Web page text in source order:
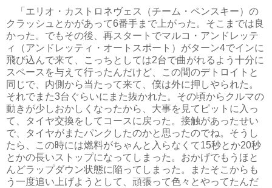
「エリオ・カストロネヴェス（チーム・ペンスキー）の
クラッシュとかがあって6番手まで上がった。そこまでは良
かった。でもその後、再スタートでマルコ・アンドレッテ
ィ（アンドレッティ・オートスポート）がターン4でインに
飛び込んで来て、こっちとしては2台で曲がれるよう十分に
スペースを与えて行ったんだけど、この間のデトロイトと
同じで、内側から当たって来て、僕は外に押しやられた。
それでまた3台ぐらいにまた抜かれた。その頃からクルマの
動きが少しおかしくなったから、大事を見てピットに入っ
て、タイヤ交換をしてコースに戻った。接触があったせい
で、タイヤがまたパンクしたのかと思ったのでね。そうし
たら、この時には燃料がちゃんと入らなくて15秒とか20秒
とかの長いストップになってしまった。おかげでもうほと
んどラップダウン状態に陥ってしまった。またそこからも
う一度追い上げようとして、頑張って色々とやってたんだ